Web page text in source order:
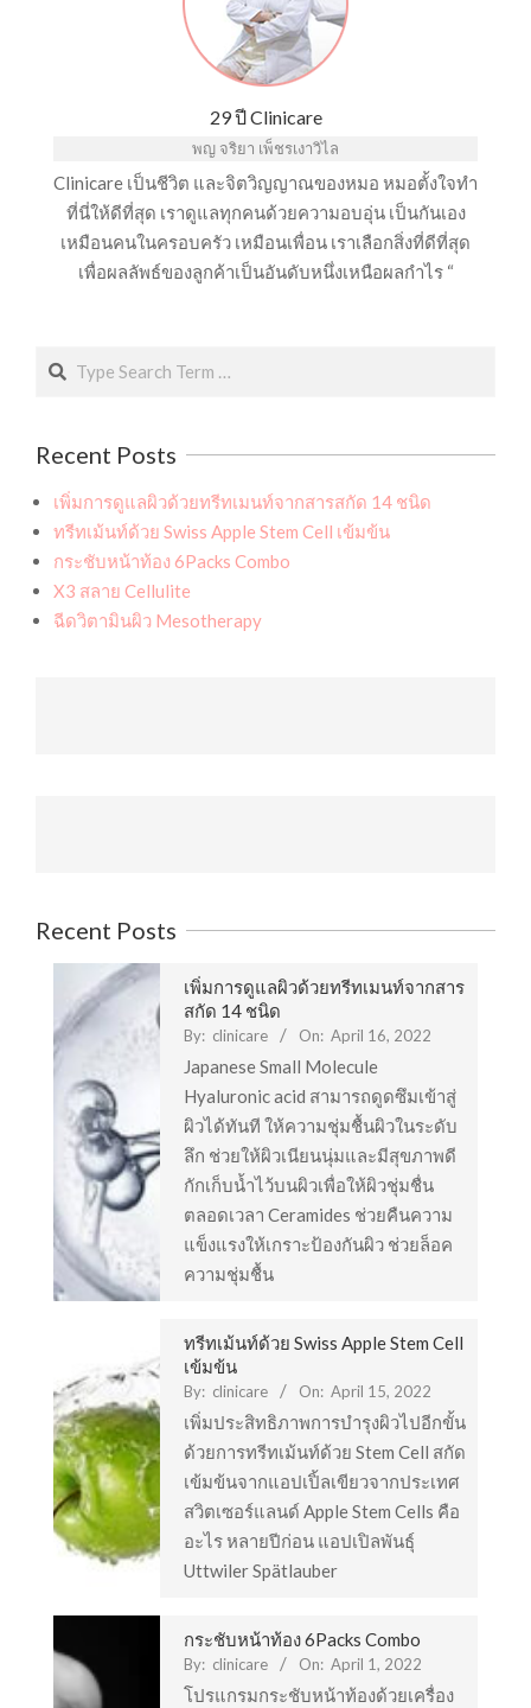
29 ปี Clinicare
พญ จริยา เพ็ชรเงาวิไล
Clinicare เป็นชีวิต และจิตวิญญาณของหมอ หมอตั้งใจทำ
ที่นี่ให้ดีที่สุด เราดูแลทุกคนด้วยความอบอุ่น เป็นกันเอง
เหมือนคนในครอบครัว เหมือนเพื่อน เราเลือกสิ่งที่ดีที่สุด
เพื่อผลลัพธ์ของลูกค้าเป็นอันดับหนึ่งเหนือผลกำไร “
Search
Recent Posts
เพิ่มการดูแลผิวด้วยทรีทเมนท์จากสารสกัด 14 ชนิด
ทรีทเม้นท์ด้วย Swiss Apple Stem Cell เข้มข้น
กระชับหน้าท้อง 6Packs Combo
X3 สลาย Cellulite
ฉีดวิตามินผิว Mesotherapy
Recent Posts
เพิ่มการดูแลผิวด้วยทรีทเมนท์จากสาร
สกัด 14 ชนิด
By: clinicare On: April 16, 2022
Japanese Small Molecule
Hyaluronic acid สามารถดูดซึมเข้าสู่
ผิวได้ทันที ให้ความชุ่มชื้นผิวในระดับ
ลึก ช่วยให้ผิวเนียนนุ่มและมีสุขภาพดี
กักเก็บน้ำไว้บนผิวเพื่อให้ผิวชุ่มชื่น
ตลอดเวลา Ceramides ช่วยคืนความ
แข็งแรงให้เกราะป้องกันผิว ช่วยล็อค
ความชุ่มชื้น
ทรีทเม้นท์ด้วย Swiss Apple Stem Cell
เข้มข้น
By: clinicare On: April 15, 2022
เพิ่มประสิทธิภาพการบำรุงผิวไปอีกขั้น
ด้วยการทรีทเม้นท์ด้วย Stem Cell สกัด
เข้มข้นจากแอปเปิ้ลเขียวจากประเทศ
สวิตเซอร์แลนด์ Apple Stem Cells คือ
อะไร หลายปีก่อน แอปเปิลพันธุ์
Uttwiler Spätlauber
กระชับหน้าท้อง 6Packs Combo
By: clinicare On: April 1, 2022
โปรแกรมกระชับหน้าท้องด้วยเครื่อง
หลุมสิวแก้ได้ด้วย e-Matrix